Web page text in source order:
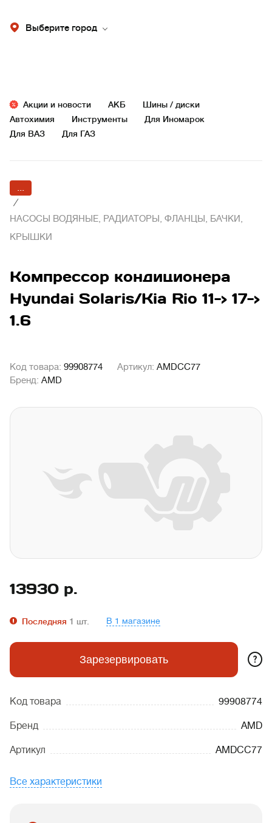
Выберите город
Акции и новости АКБ
Шины / диски
Автохимия
Инструменты
Для Иномарок
Для ВАЗ
Для ГАЗ
...
/
НАСОСЫ ВОДЯНЫЕ, РАДИАТОРЫ, ФЛАНЦЫ, БАЧКИ,
КРЫШКИ
Компрессор кондиционера
Hyundai Solaris/Kia Rio 11-> 17->
1.6
Код товара: 99908774 Артикул: AMDCC77
Бренд: AMD
13930 р.
Последняя 1 шт. В 1 магазине
Зарезервировать ?
Код товара 99908774
Бренд AMD
Артикул AMDCC77
Все характеристики